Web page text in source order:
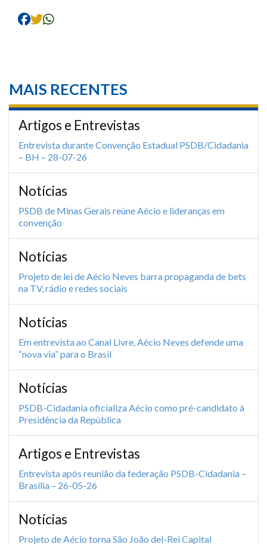
MAIS RECENTES
Artigos e Entrevistas
Entrevista durante Convenção Estadual PSDB/Cidadania
– BH – 28-07-26
Notícias
PSDB de Minas Gerais reúne Aécio e lideranças em
convenção
Notícias
Projeto de lei de Aécio Neves barra propaganda de bets
na TV, rádio e redes sociais
Notícias
Em entrevista ao Canal Livre, Aécio Neves defende uma
“nova via” para o Brasil
Notícias
PSDB-Cidadania oficializa Aécio como pré-candidato à
Presidência da República
Artigos e Entrevistas
Entrevista após reunião da federação PSDB-Cidadania –
Brasília – 26-05-26
Notícias
Projeto de Aécio torna São João del-Rei Capital